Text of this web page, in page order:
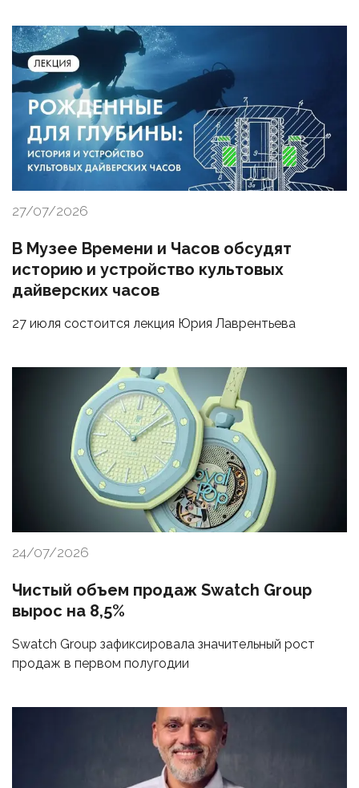
27/07/2026
В Музее Времени и Часов обсудят
историю и устройство культовых
дайверских часов
27 июля состоится лекция Юрия Лаврентьева
24/07/2026
Чистый объем продаж Swatch Group
вырос на 8,5%
Swatch Group зафиксировала значительный рост
продаж в первом полугодии